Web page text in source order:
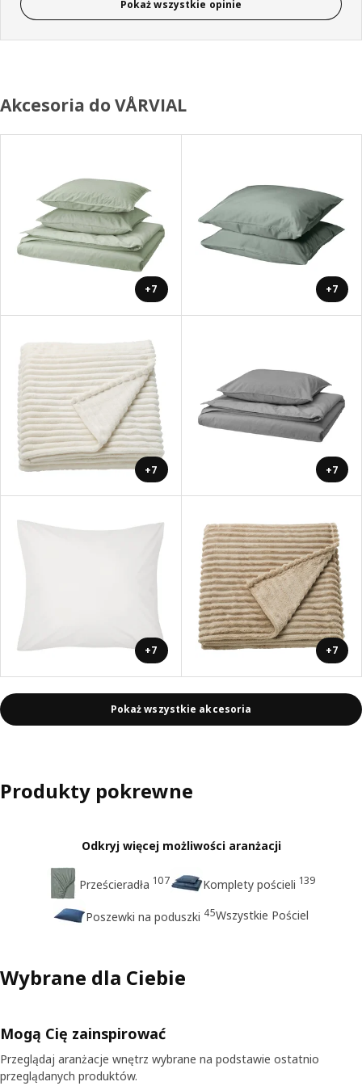
Pokaż wszystkie opinie
Akcesoria do VÅRVIAL
+7 +7
+7 +7
+7 +7
Pokaż wszystkie akcesoria
Produkty pokrewne
Odkryj więcej możliwości aranżacji
Prześcieradła 107 Komplety pościeli 139
Poszewki na poduszki 45Wszystkie Pościel
Wybrane dla Ciebie
Mogą Cię zainspirować
Przeglądaj aranżacje wnętrz wybrane na podstawie ostatnio
przeglądanych produktów.